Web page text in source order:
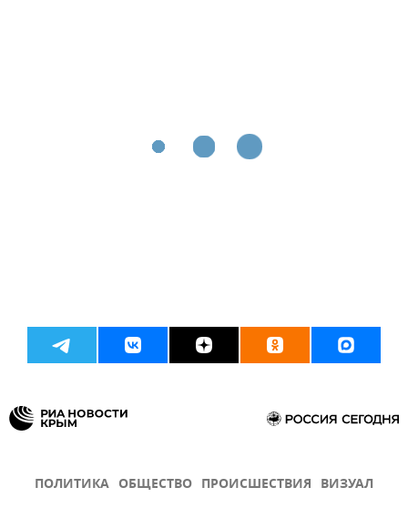
ПОЛИТИКА ОБЩЕСТВО ПРОИСШЕСТВИЯ ВИЗУАЛ